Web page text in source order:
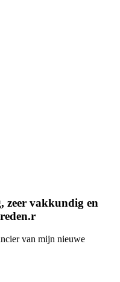
zeer vakkundig en
van mijn nieuwe